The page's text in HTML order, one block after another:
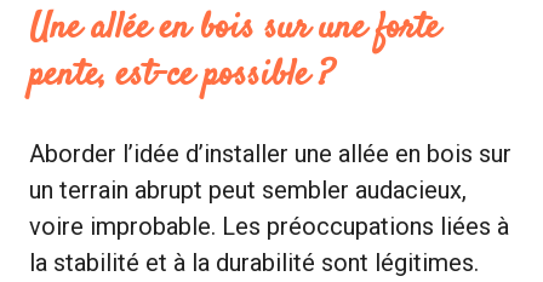
Une allée en bois sur une forte
pente, est-ce possible ?
Aborder l’idée d’installer une allée en bois sur
un terrain abrupt peut sembler audacieux,
voire improbable. Les préoccupations liées à
la stabilité et à la durabilité sont légitimes.